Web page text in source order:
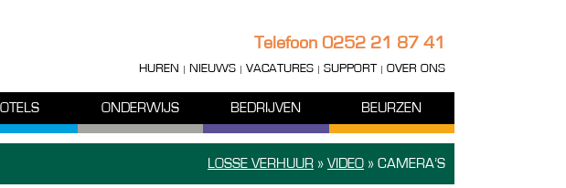
Telefoon 0252 21 87 41
HUREN NIEUWS VACATURES SUPPORT OVER ONS
ONDERWIJS BEDRIJVEN BEURZEN
LOSSE VERHUUR » VIDEO » CAMERA’S